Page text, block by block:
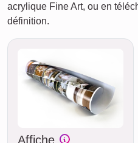
acrylique Fine Art, ou en
définition.
Affiche